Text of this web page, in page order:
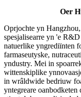
Oer
Oprjochte yn
spesjalisearre yn 'e
natuerlike yngrediïnten
farmaseutyske,
yndustry. Mei in
wittenskiplike
in wrâldwide bedriuw
yntegreare